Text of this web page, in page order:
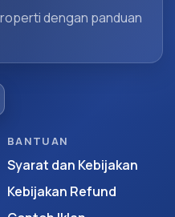
dengan panduan
BANTUAN
Syarat dan Kebijakan
Kebijakan Refund